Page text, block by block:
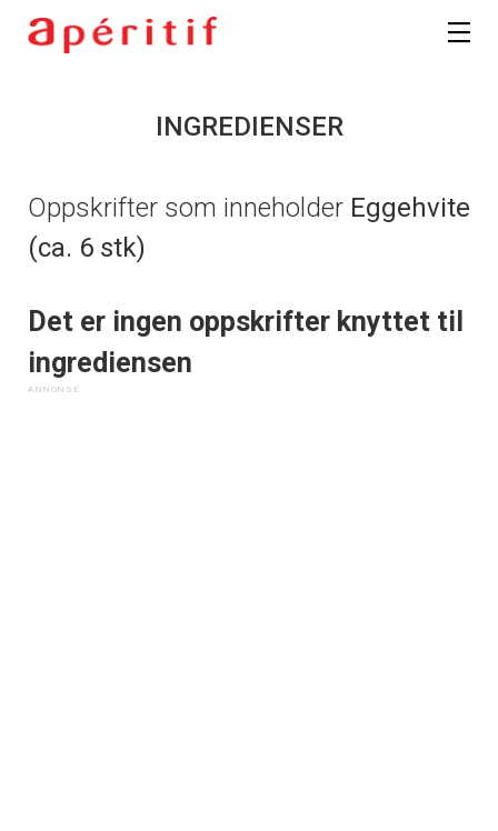
INGREDIENSER
Oppskrifter som inneholder Eggehvite
(ca. 6 stk)
Det er ingen oppskrifter knyttet til
ingrediensen